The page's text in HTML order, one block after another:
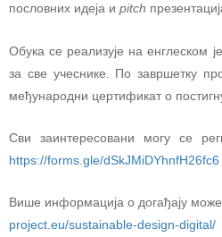
пословних идеја и pitch
Обука се реализује на енглеском
за све учеснике. По завршетку
међународни цертификат о
Сви заинтересовани могу се
https://forms.gle/dSkJMiDYhnfH26fc6
Више информација о догађају
project.eu/sustainable-design-digital/